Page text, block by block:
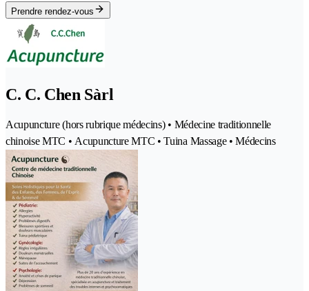
Prendre rendez-vous
C. C. Chen Sàrl
Acupuncture (hors rubrique médecins) • Médecine traditionnelle
chinoise MTC • Acupuncture MTC • Tuina Massage • Médecins